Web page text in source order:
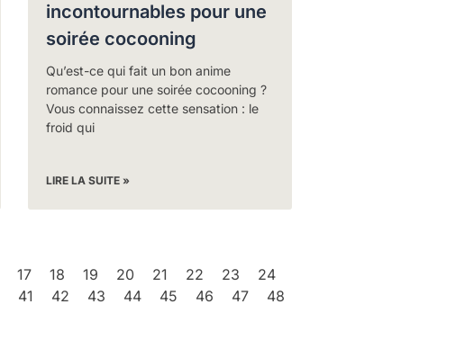
incontournables pour une
soirée cocooning
Qu’est-ce qui fait un bon anime
romance pour une soirée cocooning ?
Vous connaissez cette sensation : le
froid qui
LIRE LA SUITE »
17 18 19 20 21 22 23
24
41 42 43 44 45 46 47
48